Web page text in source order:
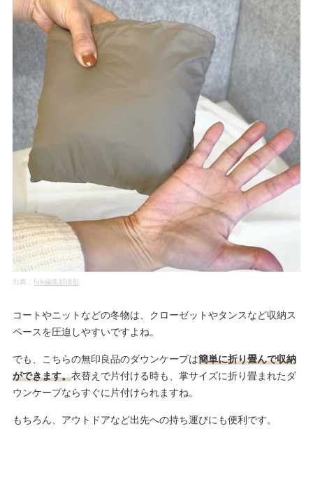
出典： folk編集部撮影
コートやニットなどの冬物は、クローゼットやタンスなど収納ス
ペースを圧迫しやすいですよね。
でも、こちらの無印良品のダウンケープは簡単に折り畳んで収納
ができます。衣替えで片付ける時も、掌サイズに折り畳まれたダ
ウンケープならすぐに片付けられますね。
もちろん、アウトドアなど出先への持ち運びにも便利です。